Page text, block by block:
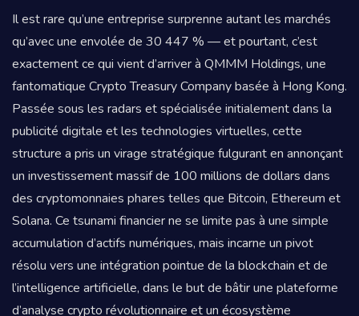
Il est rare qu’une entreprise surprenne autant les marchés
qu’avec une envolée de 30 447 % — et pourtant, c’est
exactement ce qui vient d’arriver à QMMM Holdings, une
fantomatique Crypto Treasury Company basée à Hong Kong.
Passée sous les radars et spécialisée initialement dans la
publicité digitale et les technologies virtuelles, cette
structure a pris un virage stratégique fulgurant en annonçant
un investissement massif de 100 millions de dollars dans
des cryptomonnaies phares telles que Bitcoin, Ethereum et
Solana. Ce tsunami financier ne se limite pas à une simple
accumulation d’actifs numériques, mais incarne un pivot
résolu vers une intégration pointue de la blockchain et de
l’intelligence artificielle, dans le but de bâtir une plateforme
d’analyse crypto révolutionnaire et un écosystème